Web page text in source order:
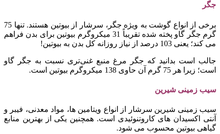
جگر
برخی از انواع گوشت به ویژه جگر، سرشار از بیوتین هستند. تنها 75
گرم جگر گاو پخته شده تقریباً 31 میکروگرم بیوتین برای بدن فراهم
می کند؛ یعنی 103 درصد از نیاز روزانه کل بدن به بیوتین!
جالب است بدانید که جگر مرغ منبع غنی‌تری نسبت به جگر گاو
است؛ زیرا هر 75 گرم آن حاوی 138 میکروگرم بیوتین است.
سیب زمینی شیرین
سیب زمینی شیرین سرشار از انواع ویتامین ها، مواد معدنی، فیبر و
آنتی اکسیدان های کاروتنوئیدی است. همچنین یکی از بهترین منابع
گیاهی بیوتین محسوب می شود.